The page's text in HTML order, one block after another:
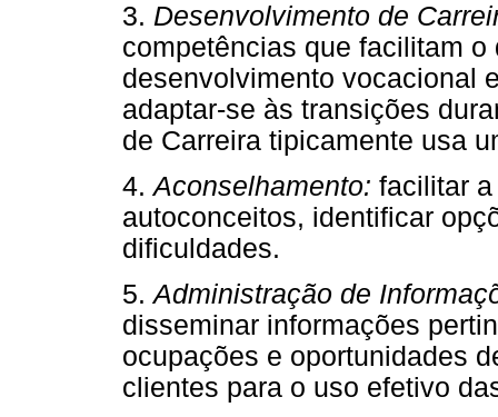
3. Desenvolvimento de
competências que facilitam
desenvolvimento vocacional
adaptar-se às transições
de Carreira tipicamente usa
4.Aconselhamento: facilitar
autoconceitos, identificar
dificuldades.
5.Administração de
disseminar informações
ocupações e oportunidades
clientes para o uso efetivo